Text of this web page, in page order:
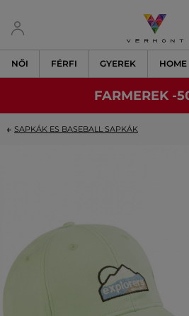
NŐI FÉRFI GYEREK HOME
FARMEREK -
SAPKÁK ES BASEBALL SAPKÁK